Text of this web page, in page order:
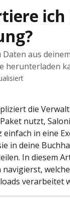
Daten aus
herunterladen
die
nutzt,
in eine
in deine
In diesem
verarbeitet